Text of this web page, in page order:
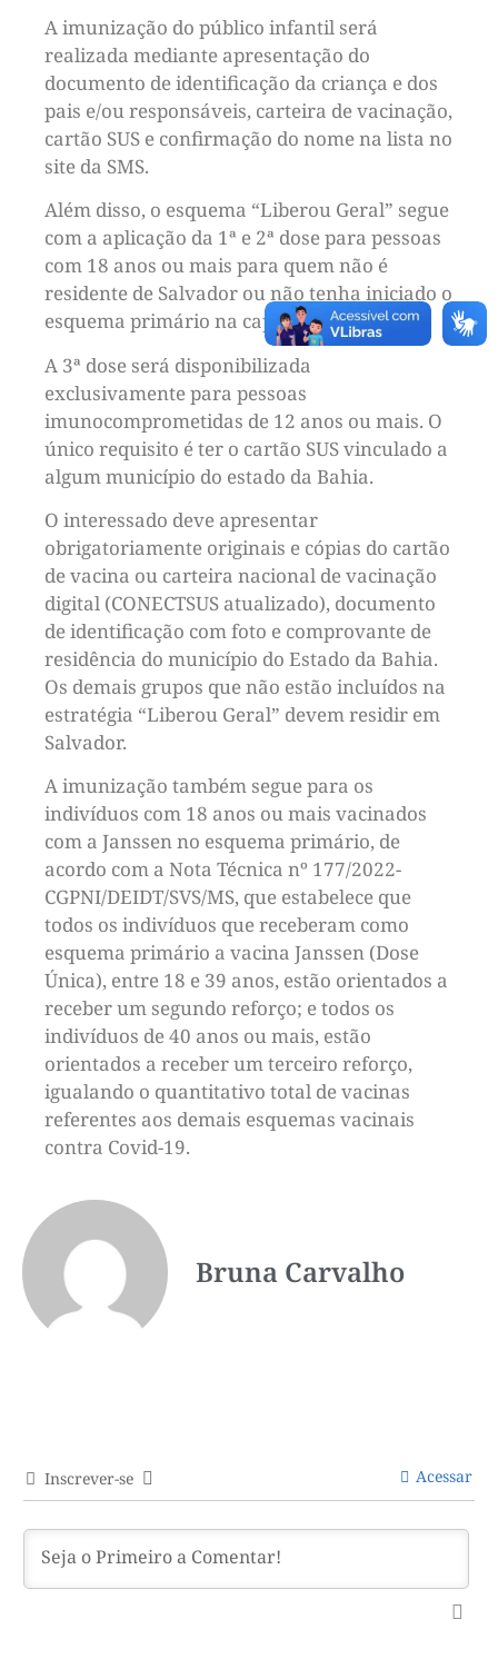
A imunização do público infantil será
realizada mediante apresentação do
documento de identificação da criança e dos
pais e/ou responsáveis, carteira de vacinação,
cartão SUS e confirmação do nome na lista no
site da SMS.
Além disso, o esquema “Liberou Geral” segue
com a aplicação da 1ª e 2ª dose para pessoas
com 18 anos ou mais para quem não é
residente de Salvador ou não tenha iniciado o
esquema primário na capital.
A 3ª dose será disponibilizada
exclusivamente para pessoas
imunocomprometidas de 12 anos ou mais. O
único requisito é ter o cartão SUS vinculado a
algum município do estado da Bahia.
O interessado deve apresentar
obrigatoriamente originais e cópias do cartão
de vacina ou carteira nacional de vacinação
digital (CONECTSUS atualizado), documento
de identificação com foto e comprovante de
residência do município do Estado da Bahia.
Os demais grupos que não estão incluídos na
estratégia “Liberou Geral” devem residir em
Salvador.
A imunização também segue para os
indivíduos com 18 anos ou mais vacinados
com a Janssen no esquema primário, de
acordo com a Nota Técnica nº 177/2022-
CGPNI/DEIDT/SVS/MS, que estabelece que
todos os indivíduos que receberam como
esquema primário a vacina Janssen (Dose
Única), entre 18 e 39 anos, estão orientados a
receber um segundo reforço; e todos os
indivíduos de 40 anos ou mais, estão
orientados a receber um terceiro reforço,
igualando o quantitativo total de vacinas
referentes aos demais esquemas vacinais
contra Covid-19.
Bruna Carvalho
Inscrever-se Acessar